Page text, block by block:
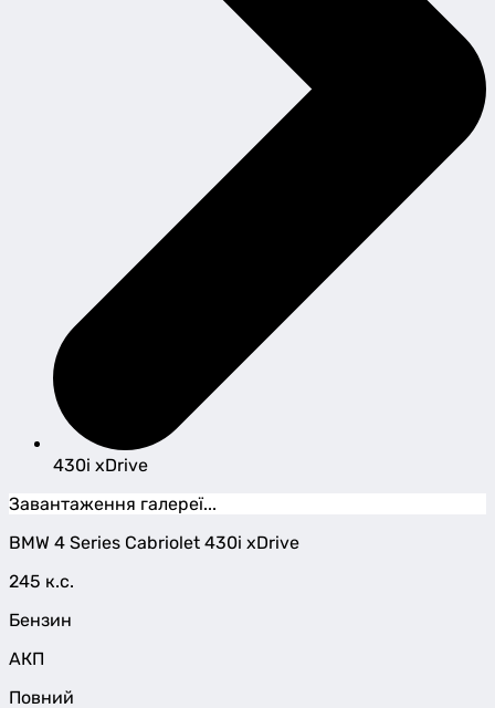
430i xDrive
Завантаження галереї...
BMW 4 Series Cabriolet 430i xDrive
245 к.с.
Бензин
АКП
Повний